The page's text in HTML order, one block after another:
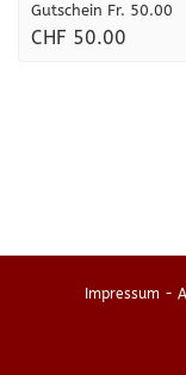
Gutschein Fr. 50.00
CHF 50.00
Impressum -